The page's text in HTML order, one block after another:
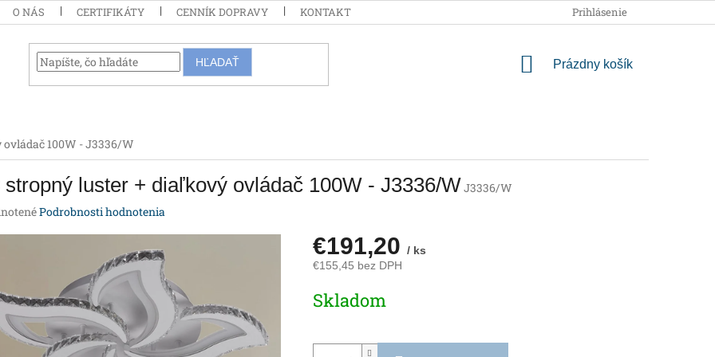
O NÁS CERTIFIKÁTY CENNÍK DOPRAVY KONTAKT PODMIENKY OCHRANY
Prihlásenie
HĽADAŤ
NÁKUPNÝ
Prázdny košík
100W - J3336/W
stropný luster + diaľkový ovládač 100W - J3336/WJ3336/W
Podrobnosti hodnotenia
€191,20 / ks
€155,45 bez DPH
cena:
Skladom